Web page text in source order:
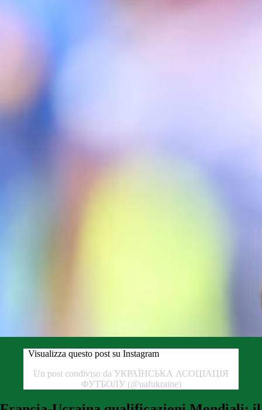
Visualizza questo post su Instagram
Un post condiviso da УКРАЇНСЬКА АСОЦІАЦІЯ
ФУТБОЛУ (@uafukraine)